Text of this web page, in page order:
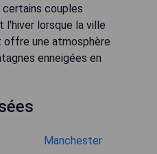
certains couples
lorsque la ville
une atmosphère
enneigées en
Manchester